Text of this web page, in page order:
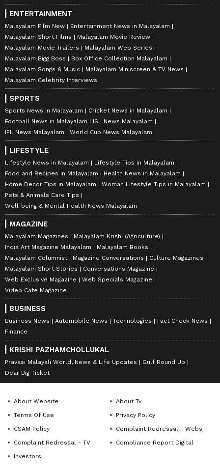
ENTERTAINMENT
Malayalam Film New
Entertainment News in Malayalam
Malayalam Short Films
Malayalam Movie Review
Malayalam Movie Trailers
Malayalam Web Series
Malayalam Bigg Boss
Box Office Collection Malayalam
Malayalam Songs & Music
Malayalam Miniscreen & TV News
Malayalam Celebrity Interviews
SPORTS
Sports News in Malayalam
Cricket News in Malayalam
Football News in Malayalam
ISL News Malayalam
IPL News Malayalam
World Cup News Malayalam
LIFESTYLE
Lifestyle News in Malayalam
Lifestyle Tips in Malayalam
Food and Recipes in Malayalam
Health News in Malayalam
Home Decor Tips in Malayalam
Woman Lifestyle Tips in Malayalam
Pets & Animals Care Tips
Well-being & Mental Health News Malayalam
MAGAZINE
Malayalam Magazines
Malayalam Krishi (Agriculture)
India Art Magazine Malayalam
Malayalam Books
Malayalam Columnist
Magazine Conversations
Culture Magazines
Malayalam Short Stories
Conversations Magazine
Web Exclusive Magazine
Web Specials Magazine
Video Cafe Magazine
BUSINESS
Business News Automobile News Technologies
Fact Check News
Finance
KRISHI PAZHAMCHOLLUKAL
Pravasi Malayali World, News & Life Updates
Gulf Round Up
Dear Big Ticket
About Website
About Tv
Terms Of Use
Privacy Policy
CSAM Policy
Complaint Redressal - Website
Complaint Redressal - TV
Compliance Report Digital
Investors